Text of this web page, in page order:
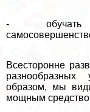
- обучать
Всесторонне
разнообразных
образом, мы
мощным